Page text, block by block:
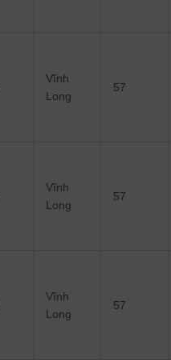
Vĩnh
Long
57
Vĩnh
Long
57
Vĩnh
Long
57